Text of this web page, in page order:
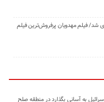
شد/ فیلم مهدویان پرفروش‌ترین فیلم
به آسانی بگذارد در منطقه صلح